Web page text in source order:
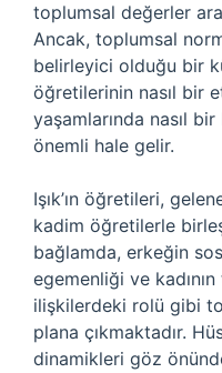
toplumsal değerler
Ancak, toplumsal
belirleyici olduğu bir
öğretilerinin nasıl bir
yaşamlarında nasıl
önemli hale gelir.
Işık’ın öğretileri,
kadim öğretilerle
bağlamda, erkeğin
egemenliği ve
ilişkilerdeki rolü gibi
plana çıkmaktadır.
dinamikleri göz